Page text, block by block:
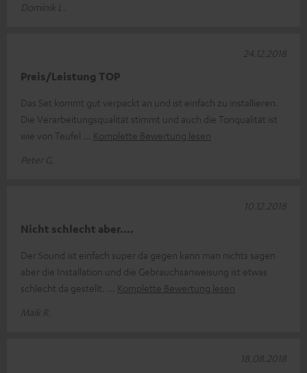
Dominik L.
Preis/Leistung TOP
Das Set kommt gut verpackt an und ist einfach zu installieren.
Die Verarbeitungsqualität stimmt und auch die Tonqualität ist
wie von Teufel
Komplette Bewertung lesen
Peter G.
24.12.2018
Nicht schlecht aber....
Der Sound ist einfach super da gegen kann man nichts sagen
aber die Installation und die Gebrauchsanweisung ist etwas
schlecht da gestellt.
Komplette Bewertung lesen
Maik R.
10.12.2018
18.08.2018